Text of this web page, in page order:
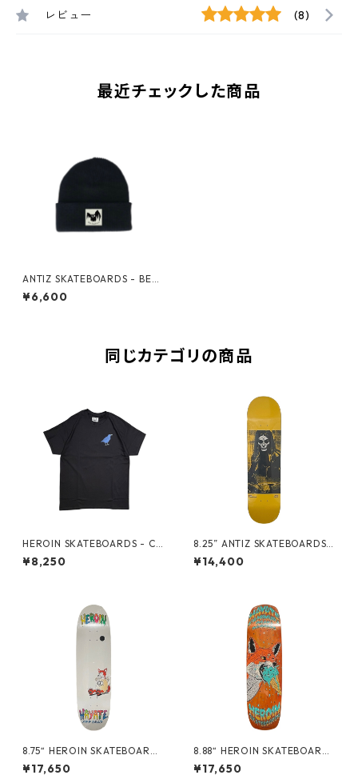
レビュー (8)
最近チェックした商品
ANTIZ SKATEBOARDS - BEA
NIE CITY -
¥6,600
同じカテゴリの商品
HEROIN SKATEBOARDS - CR
OW TEE -
¥8,250
8.25” ANTIZ SKATEBOARDS -
ANDRE GERLICH “GLOW IN
¥14,400
8.75“ HEROIN SKATEBOARDS
- HAYATE FOX EGG -
¥17,650
8.88“ HEROIN SKATEBOARDS
- HAYATE FOX SHOVEL -
¥17,650